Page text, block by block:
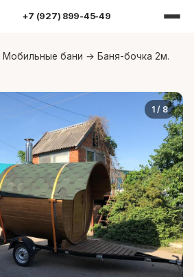
+7 (927) 899-45-49
Мобильные бани → Баня-бочка 2м.
1 / 8